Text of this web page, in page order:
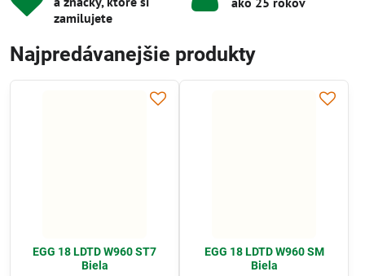
zamilujete
Najpredávanejšie produkty
EGG 18 LDTD W960 ST7
Biela
EGG 18 LDTD W960 SM
Biela